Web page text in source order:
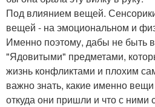
Под влиянием вещей.
вещей - на эмоциональном и
Именно поэтому, дабы не быть
"Ядовитыми" предметами,
жизнь конфликтами и плохим
важно знать, какие именно
откуда они пришли и что с ними